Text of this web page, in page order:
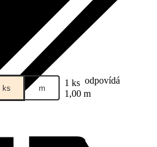
ks m 1 ks odpovídá
1,00 m